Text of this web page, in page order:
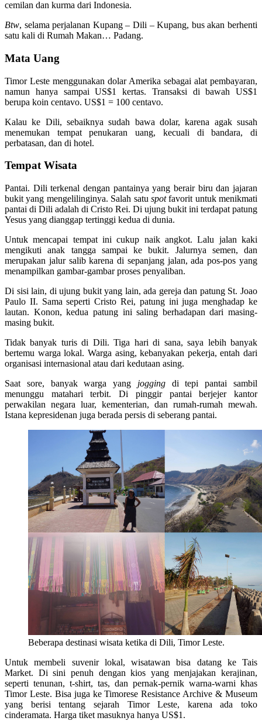
cemilan dan kurma dari Indonesia.
Btw, selama perjalanan Kupang – Dili – Kupang, bus akan berhenti
satu kali di Rumah Makan… Padang.
Mata Uang
Timor Leste menggunakan dolar Amerika sebagai alat pembayaran,
namun hanya sampai US$1 kertas. Transaksi di bawah US$1
berupa koin centavo. US$1 = 100 centavo.
Kalau ke Dili, sebaiknya sudah bawa dolar, karena agak susah
menemukan tempat penukaran uang, kecuali di bandara, di
perbatasan, dan di hotel.
Tempat Wisata
Pantai. Dili terkenal dengan pantainya yang berair biru dan jajaran
bukit yang mengelilinginya. Salah satu spotfavorit untuk menikmati
pantai di Dili adalah di Cristo Rei. Di ujung bukit ini terdapat patung
Yesus yang dianggap tertinggi kedua di dunia.
Untuk mencapai tempat ini cukup naik angkot. Lalu jalan kaki
mengikuti anak tangga sampai ke bukit. Jalurnya semen, dan
merupakan jalur salib karena di sepanjang jalan, ada pos-pos yang
menampilkan gambar-gambar proses penyaliban.
Di sisi lain, di ujung bukit yang lain, ada gereja dan patung St. Joao
Paulo II. Sama seperti Cristo Rei, patung ini juga menghadap ke
lautan. Konon, kedua patung ini saling berhadapan dari masing-
masing bukit.
Tidak banyak turis di Dili. Tiga hari di sana, saya lebih banyak
bertemu warga lokal. Warga asing, kebanyakan pekerja, entah dari
organisasi internasional atau dari kedutaan asing.
Saat sore, banyak warga yang joggingdi tepi pantai sambil
menunggu matahari terbit. Di pinggir pantai berjejer kantor
perwakilan negara luar, kementerian, dan rumah-rumah mewah.
Istana kepresidenan juga berada persis di seberang pantai.
Beberapa destinasi wisata ketika di Dili, Timor Leste.
Untuk membeli suvenir lokal, wisatawan bisa datang ke Tais
Market. Di sini penuh dengan kios yang menjajakan kerajinan,
seperti tenunan, t-shirt, tas, dan pernak-pernik warna-warni khas
Timor Leste. Bisa juga ke Timorese Resistance Archive & Museum
yang berisi tentang sejarah Timor Leste, karena ada toko
cinderamata. Harga tiket masuknya hanya US$1.